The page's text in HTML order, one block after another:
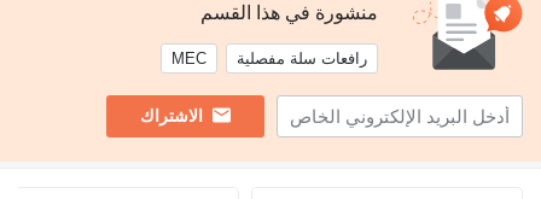
منشورة في هذا القسم
رافعات سلة مفصلية MEC
الاشتراك